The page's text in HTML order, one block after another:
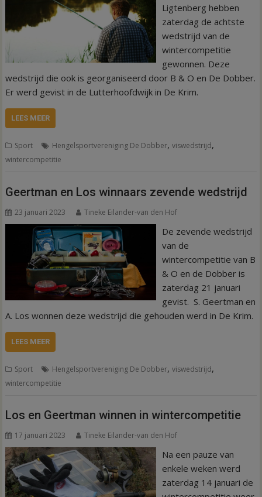
Ligtenberg hebben
zaterdag de achtste
wedstrijd van de
wintercompetitie
gewonnen. Deze
wedstrijd die ook is georganiseerd door B & O en De Dobber.
Er werd gevist in de Lutterhoofdwijk in De Krim.
LEES MEER
Sport Hengelsportvereniging De Dobber,viswedstrijd,
wintercompetitie
Geertman en Los winnaars zevende wedstrijd
23 januari 2023 Tineke Eilander-van den Hof
De zevende wedstrijd
van de
wintercompetitie van B
& O en de Dobber is
zaterdag 21 januari
gevist. S. Geertman en
A. Los wonnen deze wedstrijd die gehouden werd in De Krim.
LEES MEER
Sport Hengelsportvereniging De Dobber,viswedstrijd,
wintercompetitie
Los en Geertman winnen in wintercompetitie
17 januari 2023 Tineke Eilander-van den Hof
Na een pauze van
enkele weken werd
zaterdag 14 januari de